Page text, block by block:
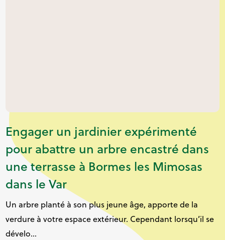
Engager un jardinier expérimenté
pour abattre un arbre encastré dans
une terrasse à Bormes les Mimosas
dans le Var
Un arbre planté à son plus jeune âge, apporte de la
verdure à votre espace extérieur. Cependant lorsqu’il se
dévelo...